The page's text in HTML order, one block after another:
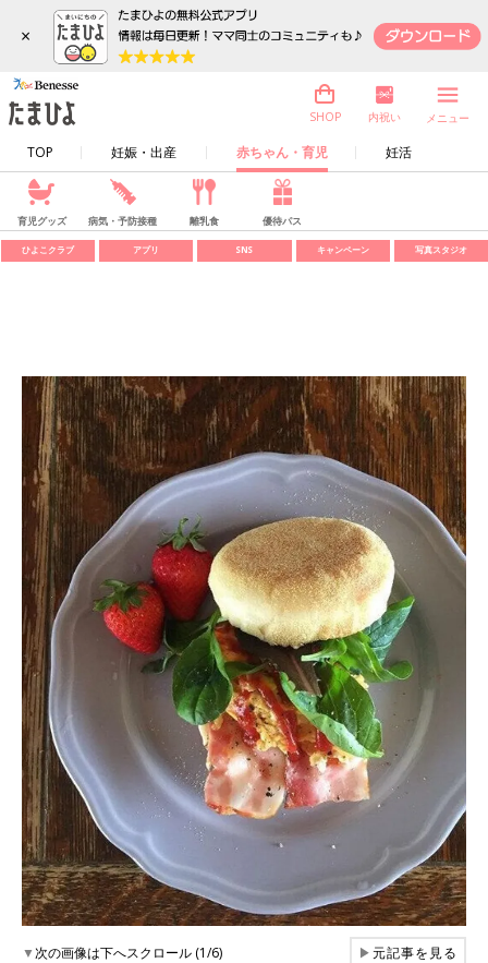
×
TOP 妊娠・出産 赤ちゃん・育児 妊活
SHOP 内祝い メニュー
育児グッズ 病気・予防接種 離乳食 優待パス
ひよこクラブ アプリ SNS キャンペーン 写真スタジオ
▼次の画像は下へスクロール (1/6) ▶元記事を見る